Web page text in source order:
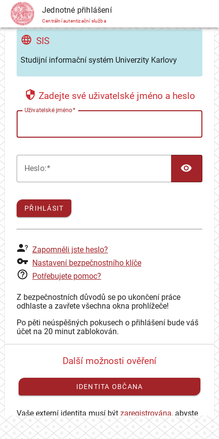
CAS Jednotné přihlášení
Centrální autentizační služba
SIS
Studijní informační systém Univerzity Karlovy
Zadejte své uživatelské jméno a heslo
Uživatelské jméno
Heslo:
PŘIHLÁSIT
Zapomněli jste heslo?
Nastavení bezpečnostního klíče
Potřebujete pomoc?
Z bezpečnostních důvodů se po ukončení práce
odhlaste a zavřete všechna okna prohlížeče!
Po pěti neúspěšných pokusech o přihlášení bude váš
účet na 20 minut zablokován.
Další možnosti ověření
IDENTITA OBČANA
Vaše externí identita musí být zaregistrována, abyste
se mohli přihlásit ke svému CAS účtu.